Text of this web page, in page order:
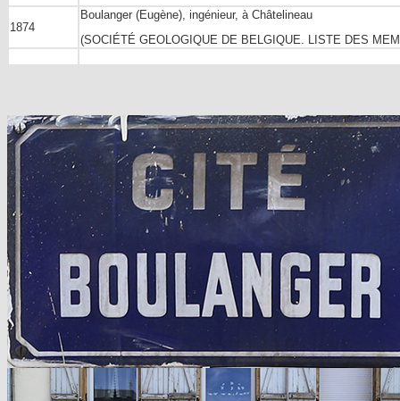
1874
Boulanger (Eugène), ingénieur, à Châtelineau
(SOCIÉTÉ GEOLOGIQUE DE BELGIQUE. LISTE DES